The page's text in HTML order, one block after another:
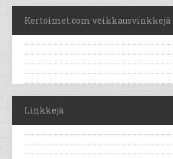
Kertoimet.com veikkausvinkkejä
Linkkejä